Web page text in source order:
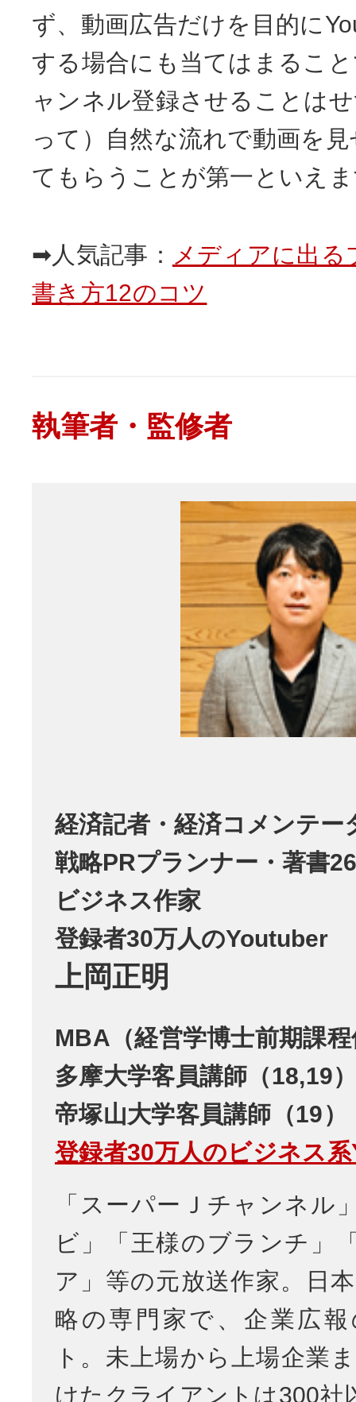
ず、動画広告だけを目的に
する場合にも当てはまるこ
ャンネル登録させることは
って）自然な流れで動画を
てもらうことが第一といえ
➡人気記事： メディアに出
書き方12のコツ
執筆者・監修者
経済記者・経済コメンテー
戦略PRプランナー・著書
ビジネス作家
登録者30万人のYoutuber
上岡正明
MBA（経営学博士前期課
多摩大学客員講師（18,19
帝塚山大学客員講師（19）
登録者30万人のビジネス
「スーパーＪチャンネル
ビ」「王様のブランチ」
ア」等の元放送作家。日
略の専門家で、企業広
ト。未上場から上場企業
けたクライアントは300社